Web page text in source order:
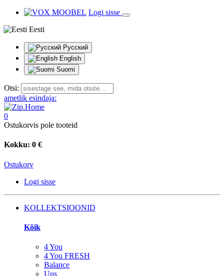
Logi sisse
Eesti
Русский
English
Suomi
Otsi:
ametlik esindaja:
0
Ostukorvis pole tooteid
Kokku: 0 €
Ostukorv
Logi sisse
KOLLEKTSIOONID
Kõik
4 You
4 You FRESH
Balance
Uus